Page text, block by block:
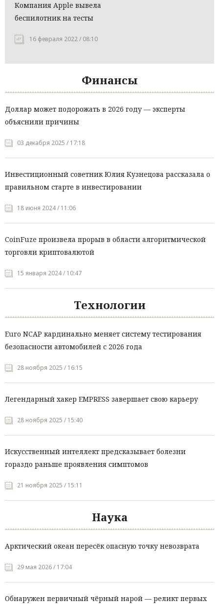
Компания Apple вывела
беспилотник на тесты
16 февраля 2022 / 08:10
Финансы
Доллар может подорожать в 2026 году — эксперты
объяснили причины
03 декабря 2025 / 17:18
Инвестиционный советник Юлия Кузнецова рассказала о
правильном старте в инвестировании
18 июня 2024 / 11:06
CoinFuze произвела прорыв в области алгоритмической
торговли криптовалютой
15 января 2024 / 10:47
Технологии
Euro NCAP кардинально меняет систему тестирования
безопасности автомобилей с 2026 года
28 ноября 2025 / 16:15
Легендарный хакер EMPRESS завершает свою карьеру
28 ноября 2025 / 15:40
Искусственный интеллект предсказывает болезни
гораздо раньше проявления симптомов
21 ноября 2025 / 15:11
Наука
Арктический океан пересёк опасную точку невозврата
29 мая 2026 / 17:04
Обнаружен первичный чёрный нарой — реликт первых